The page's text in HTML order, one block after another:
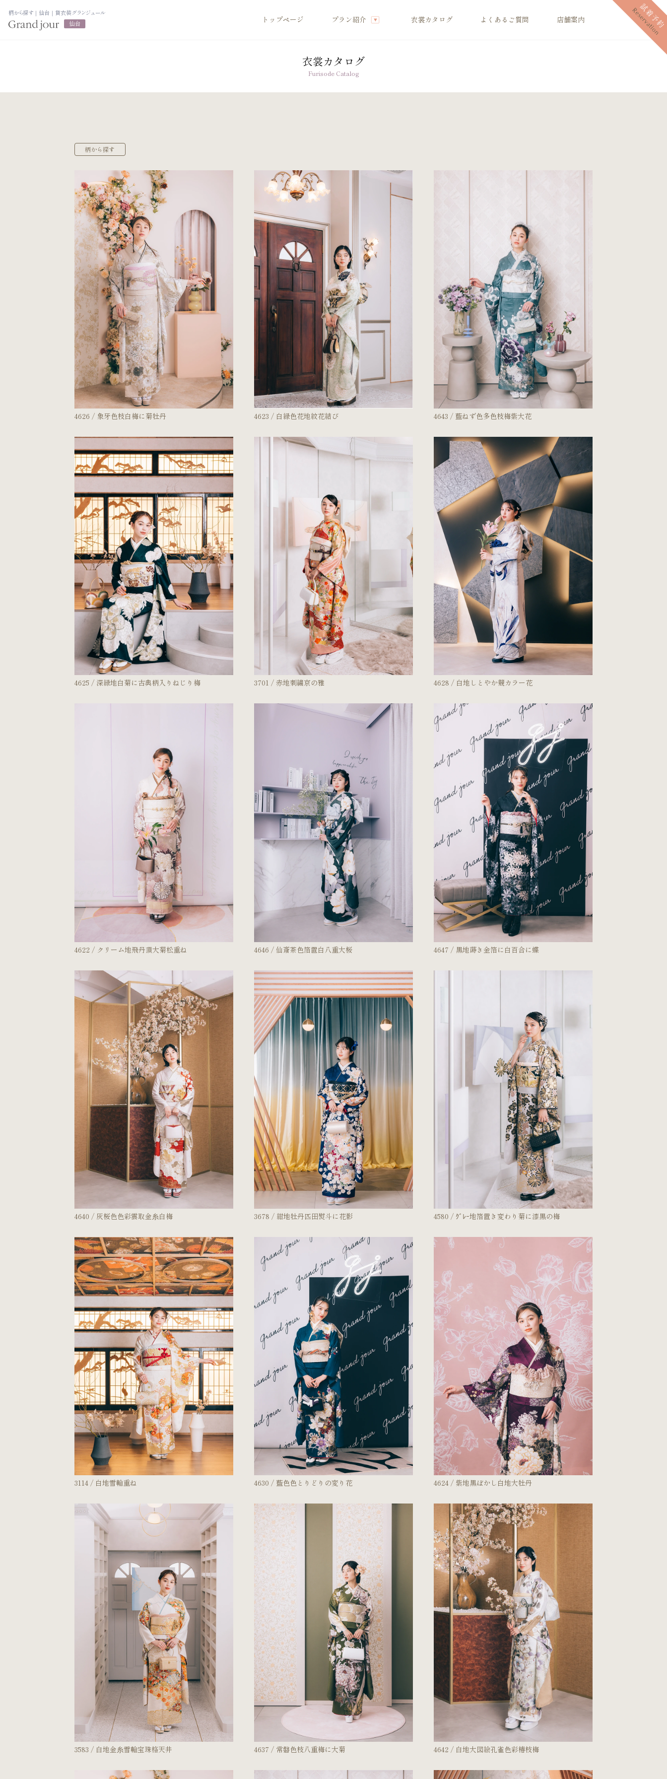
柄から探す｜仙台｜貸衣装グランジュール
仙台
トップページ プラン紹介 衣裳カタログ よくあるご質問 店舗案内
ママ振袖相談会
LOOKBOOK
アルバム・写真商品
よくあるご質問
店舗案内
振袖レンタルの流れ
成人式当日の過ごし方
成人式中止時の対応
キャンペーン
ご試着・見学予約 お問い合わせ
衣裳カタログ
Furisode Catalog
柄から探す
4626 / 象牙色枝白梅に菊牡丹 4623 / 白緑色花地紋花結び 4643 / 藍ねず色多色枝梅紫大花
4625 / 深緑地白菊に古典柄入りねじり梅 3701 / 赤地刺繍京の雅 4628 / 白地しとやか競カラー花
4622 / クリーム地飛丹頂大菊松重ね 4646 / 仙斎茶色箔置白八重大桜 4647 / 黒地蒔き金箔に白百合に蝶
4640 / 灰桜色色彩雲取金糸白梅 3678 / 紺地牡丹匹田熨斗に花影 4580 / ｸﾞﾚｰ地箔置き変わり菊に漆黒の梅
3114 / 白地雪輪重ね 4630 / 藍色色とりどりの変り花 4624 / 紫地黒ぼかし白地大牡丹
3583 / 白地金糸雪輪宝珠格天井 4637 / 常磐色枝八重梅に大菊 4642 / 白地大図絵孔雀色彩椿枝梅